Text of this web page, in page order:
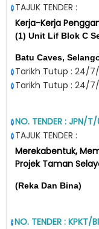
TAJUK TENDER :
Kerja-Kerja
(1) Unit Lif Blok C
Batu Caves,
Tarikh Tutup : 24/
Tarikh Tutup : 24/
NO. TENDER : JPN/
TAJUK TENDER :
Merekabentuk,
Projek Taman
(Reka Dan Bina)
NO. TENDER :